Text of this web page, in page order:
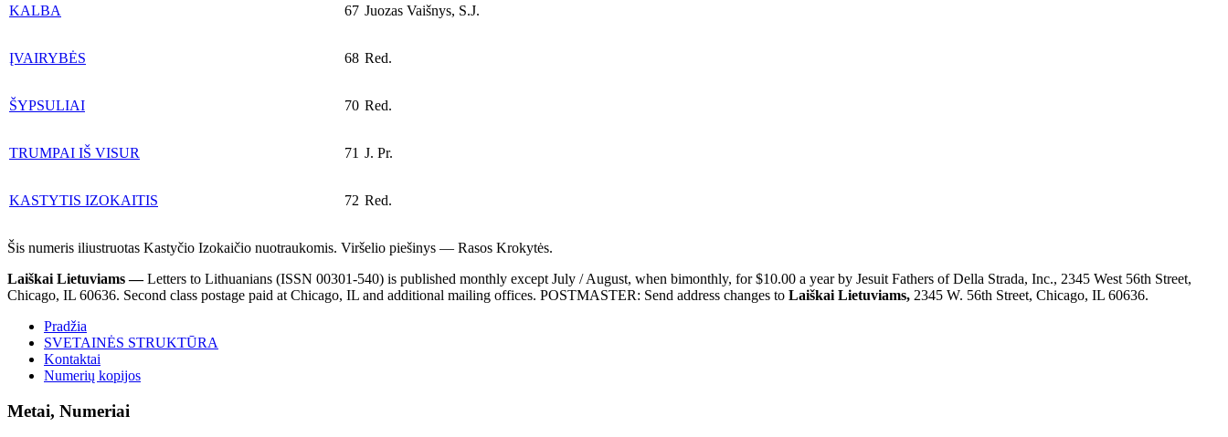
KALBA 67 Juozas Vaišnys, S.J.
ĮVAIRYBĖS 68 Red.
ŠYPSULIAI 70 Red.
TRUMPAI IŠ VISUR 71 J. Pr.
KASTYTIS IZOKAITIS 72 Red.
Šis numeris iliustruotas Kastyčio Izokaičio nuotraukomis. Viršelio piešinys — Rasos Krokytės.
Laiškai Lietuviams —Letters to Lithuanians (ISSN 00301-540) is published monthly except July / August, when bimonthly, for $10.00 a year by Jesuit Fathers of Della Strada, Inc., 2345 West 56th Street,
Chicago, IL 60636. Second class postage paid at Chicago, IL and additional mailing offices. POSTMASTER: Send address changes to Laiškai Lietuviams, 2345 W. 56th Street, Chicago, IL 60636.
Pradžia
SVETAINĖS STRUKTŪRA
Kontaktai
Numerių kopijos
Metai, Numeriai